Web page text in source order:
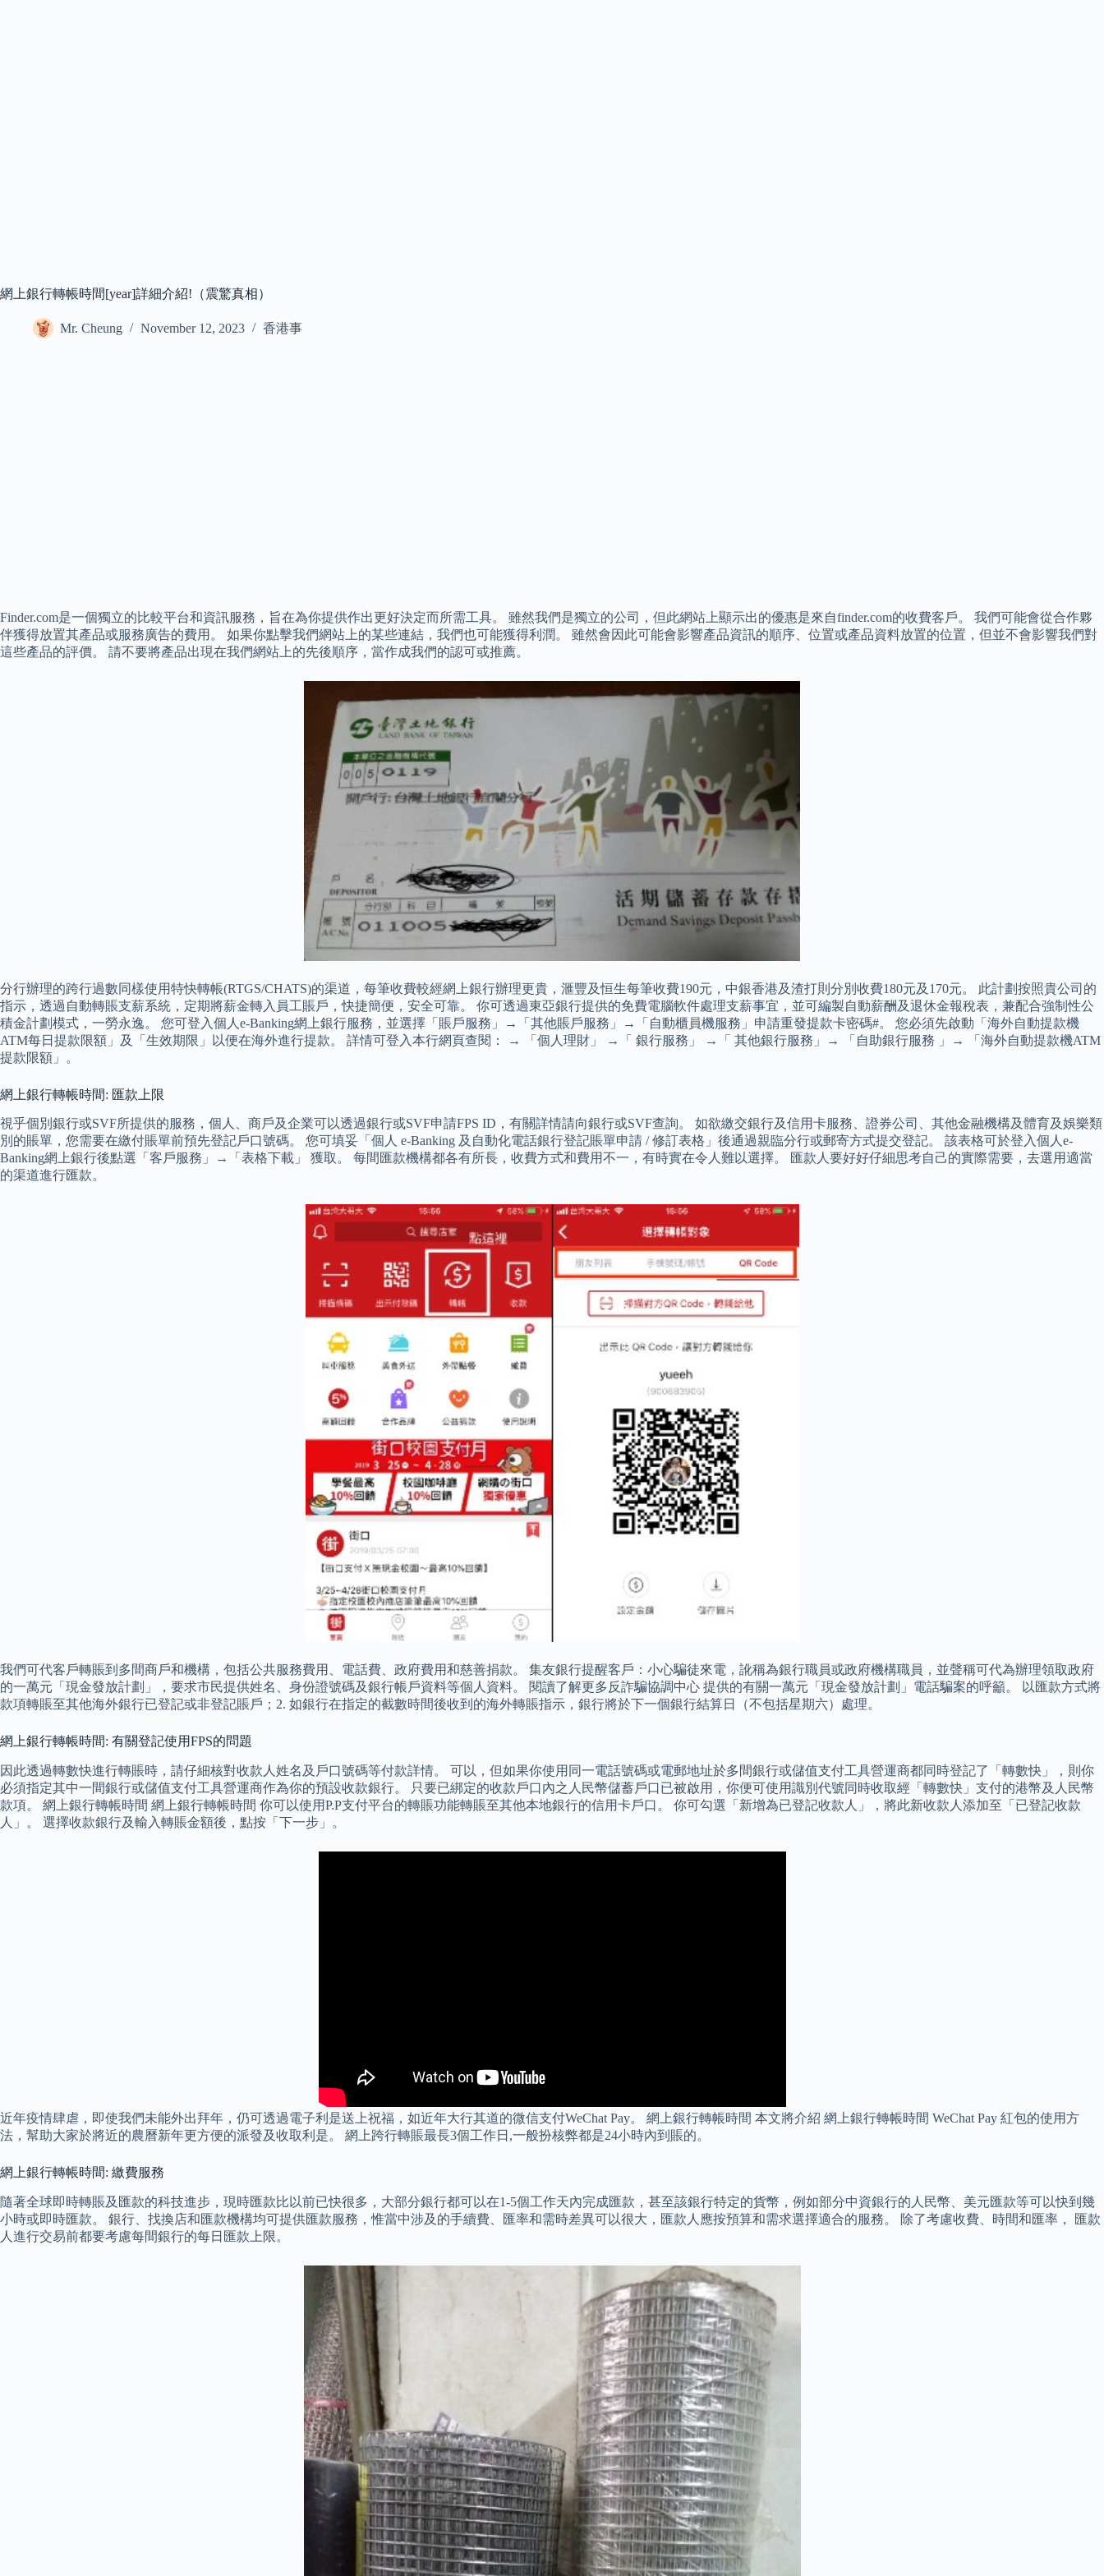
網上銀行轉帳時間[year]詳細介紹!（震驚真相）
Mr. Cheung November 12, 2023 香港事
Finder.com是一個獨立的比較平台和資訊服務，旨在為你提供作出更好決定而所需工具。 雖然我們是獨立的公司，但此網站上顯示出的優惠是來自finder.com的收費客戶。 我們可能會從合作夥
伴獲得放置其產品或服務廣告的費用。 如果你點擊我們網站上的某些連結，我們也可能獲得利潤。 雖然會因此可能會影響產品資訊的順序、位置或產品資料放置的位置，但並不會影響我們對
這些產品的評價。 請不要將產品出現在我們網站上的先後順序，當作成我們的認可或推薦。
分行辦理的跨行過數同樣使用特快轉帳(RTGS/CHATS)的渠道，每筆收費較經網上銀行辦理更貴，滙豐及恒生每筆收費190元，中銀香港及渣打則分別收費180元及170元。 此計劃按照貴公司的
指示，透過自動轉賬支薪系統，定期將薪金轉入員工賬戶，快捷簡便，安全可靠。 你可透過東亞銀行提供的免費電腦軟件處理支薪事宜，並可編製自動薪酬及退休金報稅表，兼配合強制性公
積金計劃模式，一勞永逸。 您可登入個人e-Banking網上銀行服務，並選擇「賬戶服務」→「其他賬戶服務」→「自動櫃員機服務」申請重發提款卡密碼#。 您必須先啟動「海外自動提款機
ATM每日提款限額」及「生效期限」以便在海外進行提款。 詳情可登入本行網頁查閱： → 「個人理財」 →「 銀行服務」 →「 其他銀行服務」→ 「自助銀行服務 」→ 「海外自動提款機ATM
提款限額」。
網上銀行轉帳時間: 匯款上限
視乎個別銀行或SVF所提供的服務，個人、商戶及企業可以透過銀行或SVF申請FPS ID，有關詳情請向銀行或SVF查詢。 如欲繳交銀行及信用卡服務、證券公司、其他金融機構及體育及娛樂類
別的賬單，您需要在繳付賬單前預先登記戶口號碼。 您可填妥「個人 e-Banking 及自動化電話銀行登記賬單申請 / 修訂表格」後通過親臨分行或郵寄方式提交登記。 該表格可於登入個人e-
Banking網上銀行後點選「客戶服務」→「表格下載」 獲取。 每間匯款機構都各有所長，收費方式和費用不一，有時實在令人難以選擇。 匯款人要好好仔細思考自己的實際需要，去選用適當
的渠道進行匯款。
我們可代客戶轉賬到多間商戶和機構，包括公共服務費用、電話費、政府費用和慈善捐款。 集友銀行提醒客戶：小心騙徒來電，訛稱為銀行職員或政府機構職員，並聲稱可代為辦理領取政府
的一萬元「現金發放計劃」，要求市民提供姓名、身份證號碼及銀行帳戶資料等個人資料。 閱讀了解更多反詐騙協調中心 提供的有關一萬元「現金發放計劃」電話騙案的呼籲。 以匯款方式將
款項轉賬至其他海外銀行已登記或非登記賬戶；2. 如銀行在指定的截數時間後收到的海外轉賬指示，銀行將於下一個銀行結算日（不包括星期六）處理。
網上銀行轉帳時間: 有關登記使用FPS的問題
因此透過轉數快進行轉賬時，請仔細核對收款人姓名及戶口號碼等付款詳情。 可以，但如果你使用同一電話號碼或電郵地址於多間銀行或儲值支付工具營運商都同時登記了「轉數快」，則你
必須指定其中一間銀行或儲值支付工具營運商作為你的預設收款銀行。 只要已綁定的收款戶口內之人民幣儲蓄戶口已被啟用，你便可使用識別代號同時收取經「轉數快」支付的港幣及人民幣
款項。 網上銀行轉帳時間 網上銀行轉帳時間 你可以使用P.P支付平台的轉賬功能轉賬至其他本地銀行的信用卡戶口。 你可勾選「新增為已登記收款人」，將此新收款人添加至「已登記收款
人」。 選擇收款銀行及輸入轉賬金額後，點按「下一步」。
近年疫情肆虐，即使我們未能外出拜年，仍可透過電子利是送上祝福，如近年大行其道的微信支付WeChat Pay。 網上銀行轉帳時間 本文將介紹 網上銀行轉帳時間 WeChat Pay 紅包的使用方
法，幫助大家於將近的農曆新年更方便的派發及收取利是。 網上跨行轉賬最長3個工作日,一般扮核弊都是24小時內到賬的。
網上銀行轉帳時間: 繳費服務
隨著全球即時轉賬及匯款的科技進步，現時匯款比以前已快很多，大部分銀行都可以在1-5個工作天內完成匯款，甚至該銀行特定的貨幣，例如部分中資銀行的人民幣、美元匯款等可以快到幾
小時或即時匯款。 銀行、找換店和匯款機構均可提供匯款服務，惟當中涉及的手續費、匯率和需時差異可以很大，匯款人應按預算和需求選擇適合的服務。 除了考慮收費、時間和匯率， 匯款
人進行交易前都要考慮每間銀行的每日匯款上限。